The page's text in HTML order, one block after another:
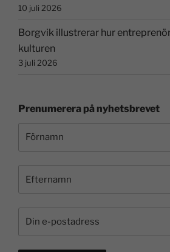
10 juli 2026
Borgvik illustrerar hur
kulturen
3 juli 2026
Prenumerera på nyhetsbrevet